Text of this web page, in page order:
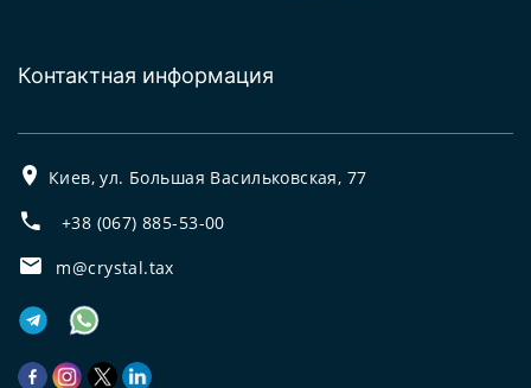
Контактная информация
Киев, ул. Большая Васильковская, 77
+38 (067) 885-53-00
m@crystal.tax